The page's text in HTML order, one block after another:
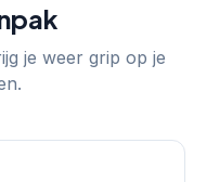
je weer grip op je